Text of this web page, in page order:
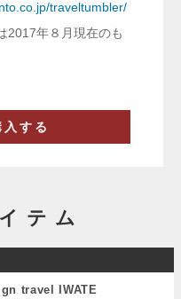
traveltumbler/
2017年８月現在のも
する
テム
travel IWATE